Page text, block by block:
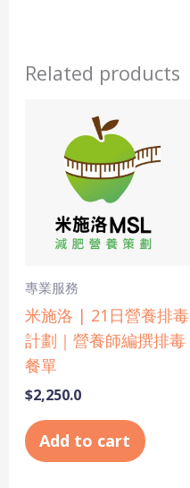
Related products
專業服務
米施洛 | 21日營養排毒
計劃｜營養師編撰排毒
餐單
$2,250.0
Add to cart